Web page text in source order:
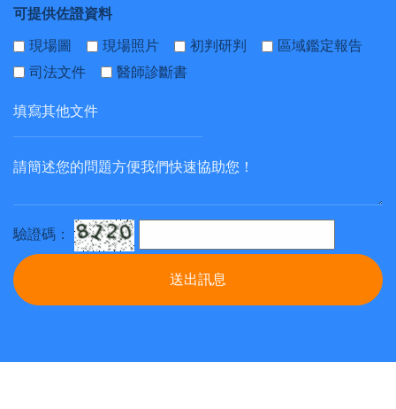
可提供佐證資料
現場圖
現場照片 初判研判
區域鑑定報告
司法文件
醫師診斷書
驗證碼：
送出訊息